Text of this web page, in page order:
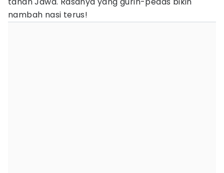
nambah nasi terus!